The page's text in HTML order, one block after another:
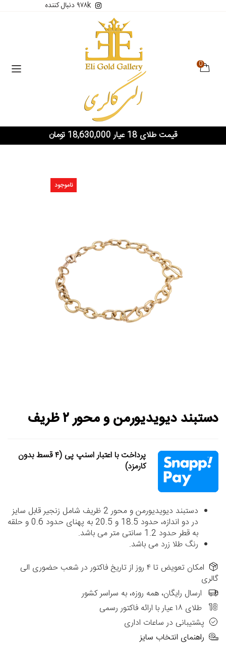
۹۷۸k دنبال کننده
0
قیمت طلای 18 عیار 18,630,000 تومان
ناموجود
دستبند دیویدیورمن و محور ۲ ظریف
پرداخت با اعتبار اسنپ پی (۴ قسط بدون
کارمزد)
دستبند دیویدیورمن و محور 2 ظریف شامل زنجیر قابل سایز
در دو اندازه، حدود 18.5 و 20.5 به پهنای حدود 0.6 و حلقه
به قطر حدود 1.2 سانتی متر می باشد.
رنگ طلا زرد می باشد.
امکان تعویض تا ۴ روز از تاریخ فاکتور در شعب حضوری الی
گالری
ارسال رایگان، همه روزه، به سراسر کشور
طلای ۱۸ عیار با ارائه فاکتور رسمی
پشتیبانی در ساعات اداری
راهنمای انتخاب سایز